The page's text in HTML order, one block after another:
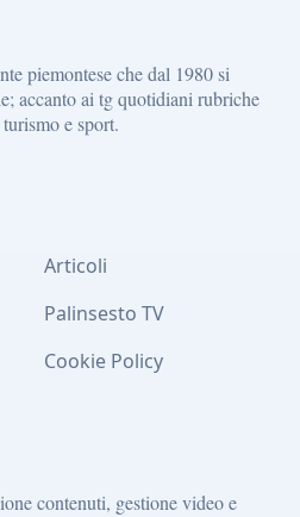
piemontese che dal 1980 si
accanto ai tg quotidiani rubriche
e sport.
Articoli
Palinsesto TV
Cookie Policy
contenuti, gestione video e